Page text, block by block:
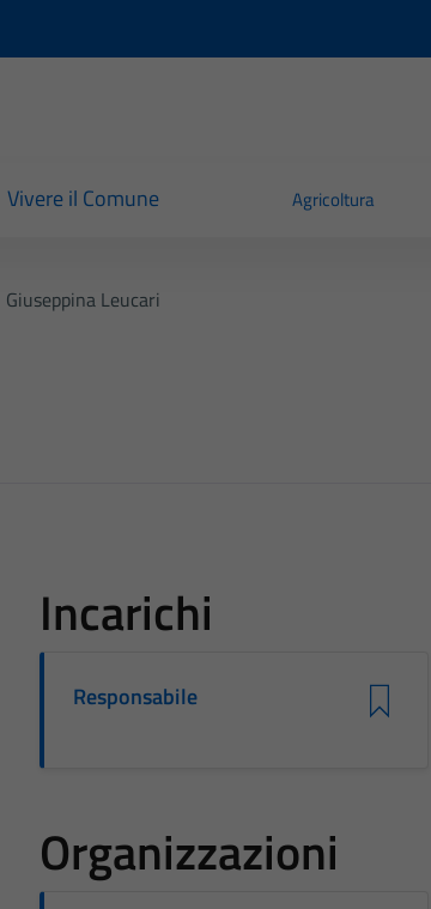
Vivere il Comune Agricoltura
Giuseppina Leucari
Incarichi
Responsabile
Organizzazioni